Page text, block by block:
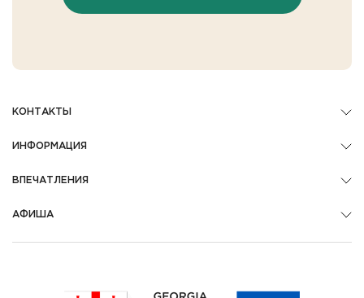
КОНТАКТЫ
ИНФОРМАЦИЯ
ВПЕЧАТЛЕНИЯ
АФИША